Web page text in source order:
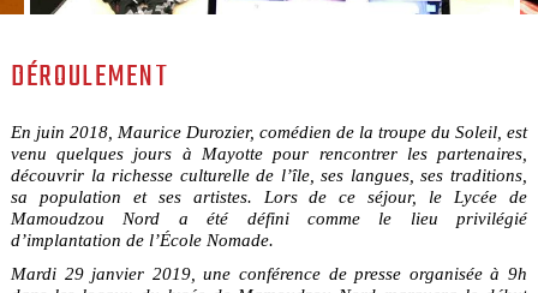
DÉROULEMENT
En juin 2018, Maurice Durozier, comédien de la troupe du Soleil, est
venu quelques jours à Mayotte pour rencontrer les partenaires,
découvrir la richesse culturelle de l’île, ses langues, ses traditions,
sa population et ses artistes. Lors de ce séjour, le Lycée de
Mamoudzou Nord a été défini comme le lieu privilégié
d’implantation de l’École Nomade.
Mardi 29 janvier 2019, une conférence de presse organisée à 9h